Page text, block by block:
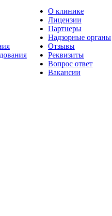
О клинике
Лицензии
Партнеры
Надзорные органы
Отзывы
Реквизиты
Вопрос ответ
Вакансии